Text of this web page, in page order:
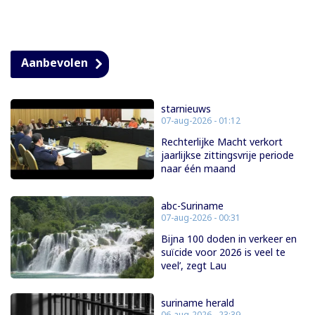
Aanbevolen
starnieuws
07-aug-2026 - 01:12
Rechterlijke Macht verkort
jaarlijkse zittingsvrije periode
naar één maand
abc-Suriname
07-aug-2026 - 00:31
Bijna 100 doden in verkeer en
suïcide voor 2026 is veel te
veel’, zegt Lau
suriname herald